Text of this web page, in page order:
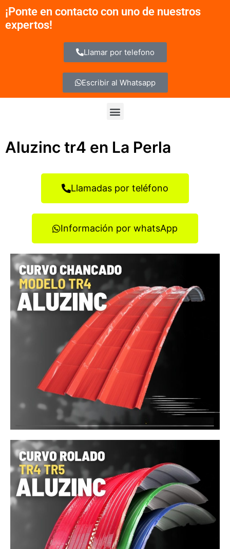
contenido
¡Ponte en contacto con uno de nuestros
expertos!
Llamar por telefono
Escribir al Whatsapp
Menu
Aluzinc tr4 en La Perla
Llamadas por teléfono
Información por whatsApp